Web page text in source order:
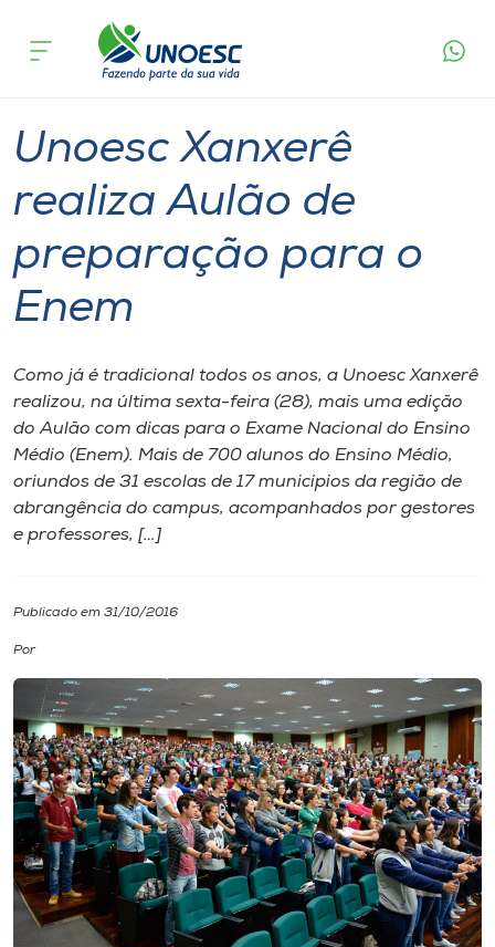
Cursos
Atendimento ao Estudante
Portal de Ensino
A
Unoesc
Internacionalização
I.nova
Diplomados
Cultura
CPA
Biblioteca
Editora
acontece
Unoesc Xanxerê
realiza Aulão de
preparação para o
Enem
Como já é tradicional todos os anos, a Unoesc Xanxerê
realizou, na última sexta-feira (28), mais uma edição
do Aulão com dicas para o Exame Nacional do Ensino
Médio (Enem). Mais de 700 alunos do Ensino Médio,
oriundos de 31 escolas de 17 municípios da região de
abrangência do campus, acompanhados por gestores
e professores, […]
Publicado em 31/10/2016
Por